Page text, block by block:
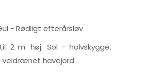
- Rødligt efterårsløv
2 m. høj. Sol - halvskygge.
veldrænet havejord